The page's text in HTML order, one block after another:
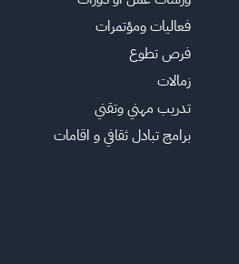
فعاليات ومؤتمرات
فرص تطوع
زمالات
تدريب مهني وتقني
برامج تبادل ثقافي و اقامات